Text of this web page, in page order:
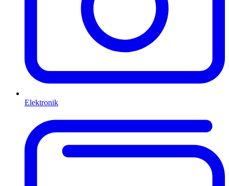
Elektronik